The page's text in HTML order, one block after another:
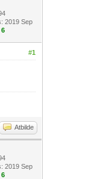
2019 Sep
6
#1
Atbilde
2019 Sep
6